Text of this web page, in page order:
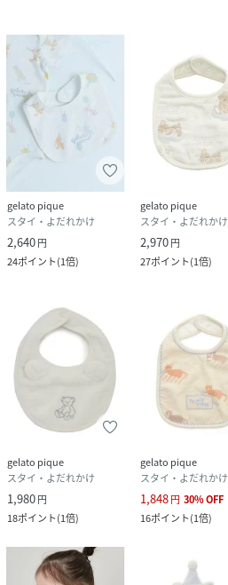
gelato pique
スタイ・よだれかけ
2,640円
24ポイント(1倍)
gelato pique
スタイ・よだれかけ
2,970円
27ポイント(1倍)
gelato pique
スタイ・よだれかけ
1,980円
18ポイント(1倍)
gelato pique
スタイ・よだれかけ
1,848円 30%OFF
16ポイント(1倍)